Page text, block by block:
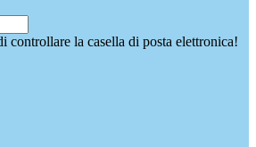
controllare la casella di posta elettronica!